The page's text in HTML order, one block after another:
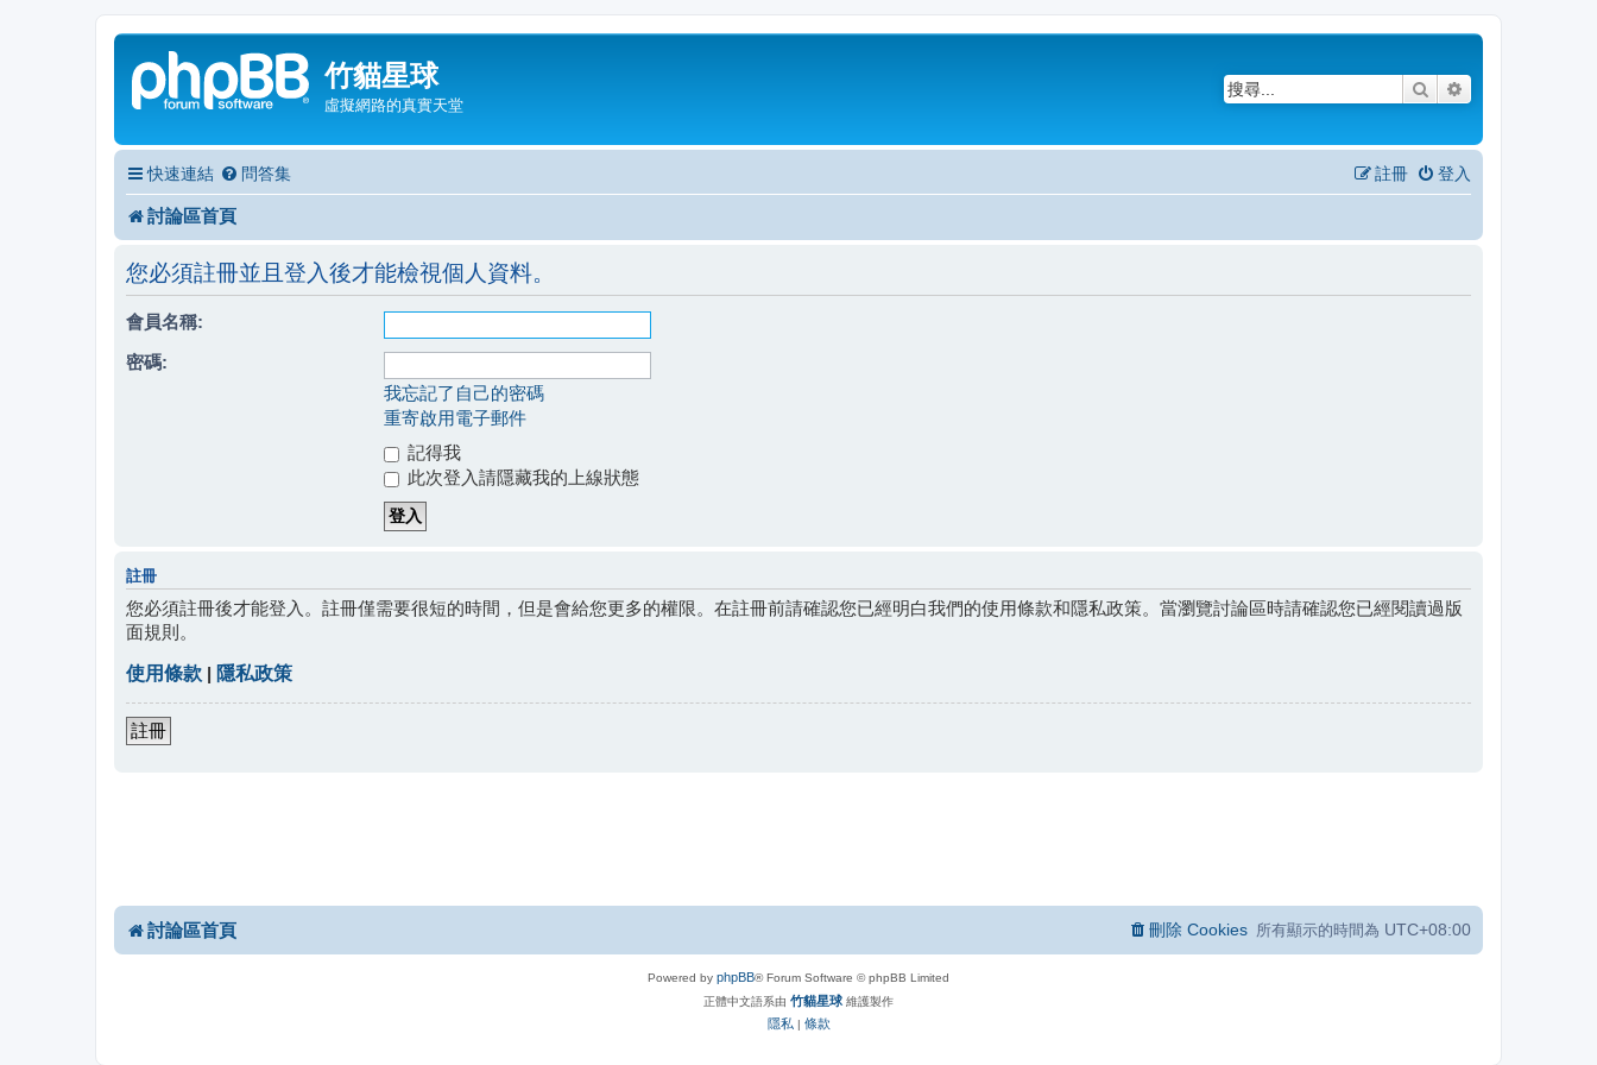
竹貓星球
虛擬網路的真實天堂
搜尋
快速連結 問答集 登入
註冊
討論區首頁
您必須註冊並且登入後才能檢視個人資料。
會員名稱:
密碼:
我忘記了自己的密碼
重寄啟用電子郵件
記得我
此次登入請隱藏我的上線狀態
註冊
您必須註冊後才能登入。註冊僅需要很短的時間，但是會給您更多的權限。在註冊前請確認您已經明白我們的使用條款和隱私政策。當瀏覽討論區時請確認您已經閱讀過版
面規則。
使用條款 | 隱私政策
註冊
討論區首頁 所有顯示的時間為 UTC+08:00
刪除 Cookies
Powered by phpBB® Forum Software © phpBB Limited
正體中文語系由 竹貓星球 維護製作
隱私 | 條款